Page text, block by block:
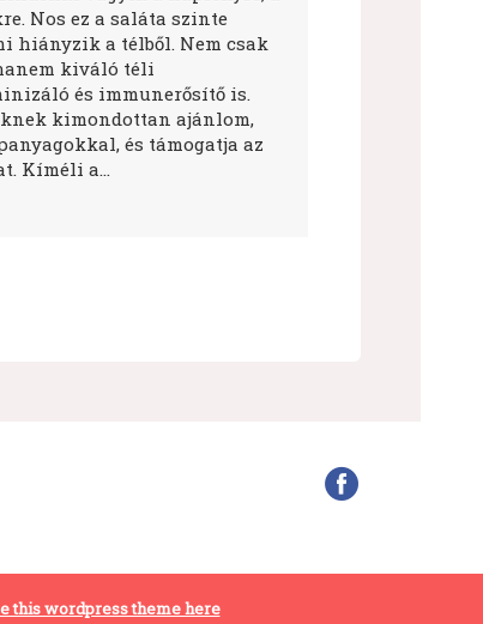
Nos ez a saláta szinte
hiányzik a télből. Nem csak
kiváló téli
és immunerősítő is.
kimondottan ajánlom,
és támogatja az
Kíméli a…
this wordpress theme here